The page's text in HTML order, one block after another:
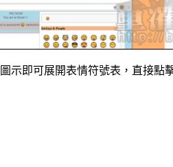
示即可展開表情符號表，直接點